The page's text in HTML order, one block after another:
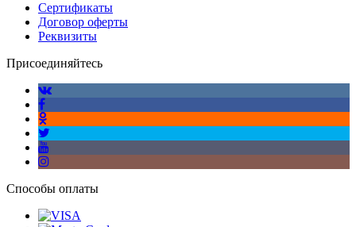
Сертификаты
Договор оферты
Реквизиты
Присоединяйтесь
Способы оплаты